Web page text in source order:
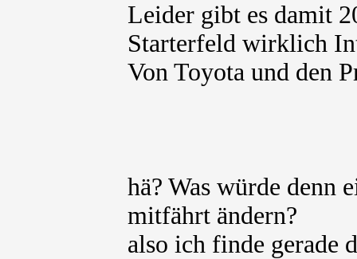
Leider gibt es damit
Starterfeld wirklich
Von Toyota und den
hä? Was würde denn
mitfährt ändern?
also ich finde gerade